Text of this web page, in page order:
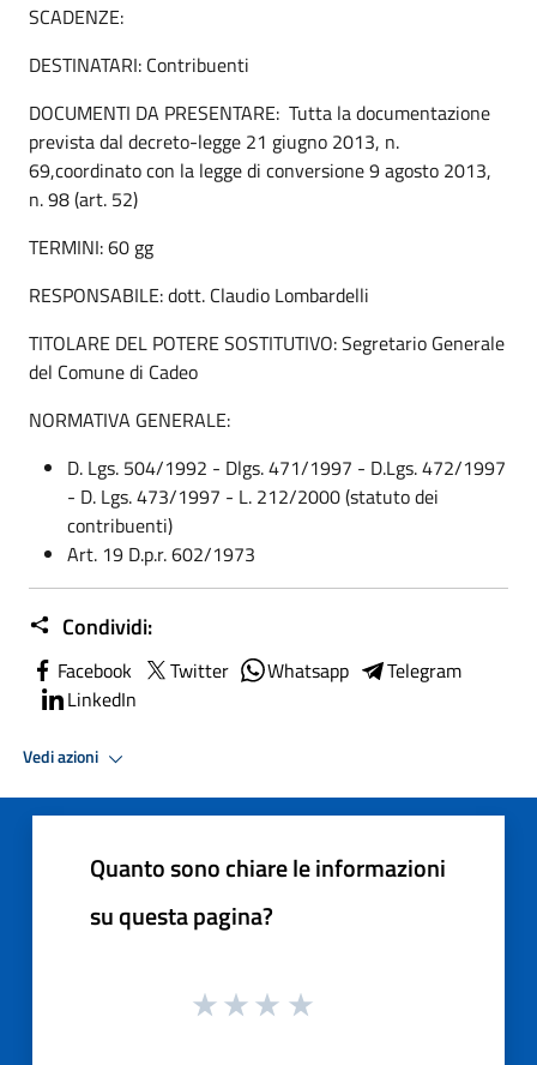
SCADENZE:
DESTINATARI: Contribuenti
DOCUMENTI DA PRESENTARE: Tutta la documentazione
prevista dal decreto-legge 21 giugno 2013, n.
69,coordinato con la legge di conversione 9 agosto 2013,
n. 98 (art. 52)
TERMINI: 60 gg
RESPONSABILE: dott. Claudio Lombardelli
TITOLARE DEL POTERE SOSTITUTIVO: Segretario Generale
del Comune di Cadeo
NORMATIVA GENERALE:
D. Lgs. 504/1992 - Dlgs. 471/1997 - D.Lgs. 472/1997
- D. Lgs. 473/1997 - L. 212/2000 (statuto dei
contribuenti)
Art. 19 D.p.r. 602/1973
Condividi:
Facebook Twitter Whatsapp
Telegram
LinkedIn
Vedi azioni
Quanto sono chiare le informazioni
su questa pagina?